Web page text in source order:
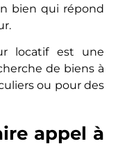
bien qui répond
locatif est une
de biens à
ou pour des
appel à